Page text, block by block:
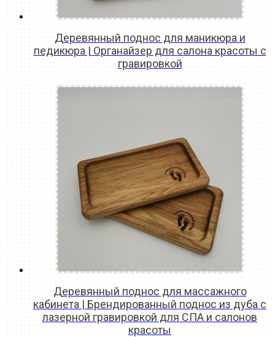
Деревянный поднос для маникюра и
педикюра | Органайзер для салона красоты с
гравировкой
READ MORE
Деревянный поднос для массажного
кабинета | Брендированный поднос из дуба с
лазерной гравировкой для СПА и салонов
красоты